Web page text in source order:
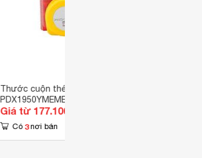
Thước cuộn thép KDS
PDX1950YMEME
Giá từ 177.100 đ
Có 3 nơi bán